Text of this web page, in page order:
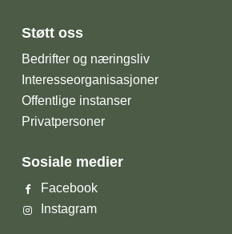
Støtt oss
Bedrifter og næringsliv
Interesseorganisasjoner
Offentlige instanser
Privatpersoner
Sosiale medier
Facebook
Instagram